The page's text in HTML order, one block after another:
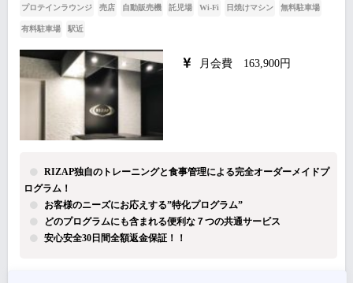
プロテインラウンジ 売店 自動販売機 託児場 Wi-Fi 日焼けマシン 無料駐車場
有料駐車場 駅近
月会費 163,900円
RIZAP独自のトレーニングと食事管理による完全オーダーメイドプ
ログラム！
お客様のニーズにお応えする”特化プログラム”
どのプログラムにも含まれる便利な７つの共通サービス
安心安全30日間全額返金保証！！